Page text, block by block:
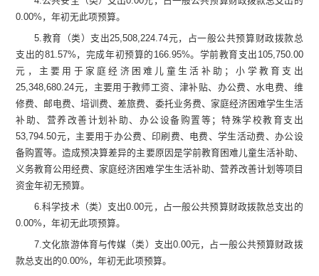
0.00% ，年初无此项预算。
5.教育（类）支出25,508,224.74元，占一般公共预算财政拨款总
支出的81.57% ， 完成年初预算的 166.95%。 学前教育支出 105,750.00
元，主要用于家庭经济困难儿童生活补助；小学教育支出
25,348,680.24元， 主要用于教师工资 、津补贴、 办公费、水电费、维
修费、邮电费、培训费、差旅费、委托业务费、 家庭经济困难学生生活
补助、 营养改善计划补助 、 办公设备购置 等 ； 特殊学校教育支出
53,794.50元， 主要用于办公费、印刷费、电费、学生活动费、办公设
备购置等。造成预决算差异的主要原因是学前教育困难儿童生活补助、
义务教育公用经费、家庭经济困难学生生活补助、营养改善计划等项目
资金年初无预算。
6.科学技术（类）支出0.00元，占一般公共预算财政拨款总支出的
0.00% ，年初无此项预算。
7.文化旅游体育与传媒（类）支出0.00元，占一般公共预算财政拨
款总支出的0.00% ，年初无此项预算。